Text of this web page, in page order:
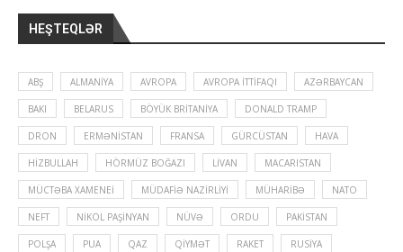
HEŞTEQLƏR
ABŞ ALMANIYA AVROPA AVROPA İTTIFAQI AZƏRBAYCAN
BAKI BELARUS BÖYÜK BRITANIYA DONALD TRAMP
DRON ERMƏNISTAN FRANSA GÜRCÜSTAN HAVA
HIZBULLAH HÖRMÜZ BOĞAZI LIVAN MACARISTAN
MÜCTƏBA XAMENEI MÜDAFIƏ NAZIRLIYI MÜHARIBƏ NATO
NEFT NIKOL PAŞINYAN NÜVƏ ORDU PAKISTAN
POLŞA PUA QAZ QIYMƏT RAKET RUSIYA